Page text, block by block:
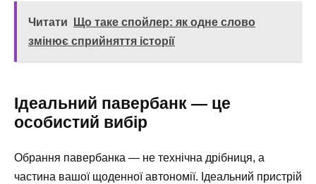
Читати
Що таке спойлер: як одне слово
змінює сприйняття історії
Ідеальний павербанк — це
особистий вибір
Обрання павербанка — не технічна дрібниця, а
частина вашої щоденної автономії. Ідеальний пристрій